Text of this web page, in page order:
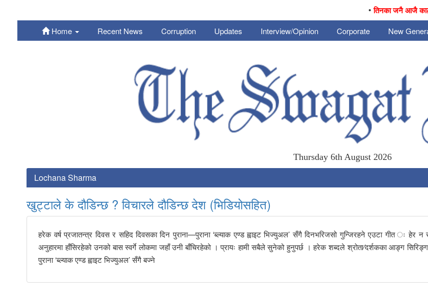
तिनका जनै आजै
Home Recent News Corruption Updates Interview/Opinion Corporate New
Thursday 6th August 2026
Lochana Sharma
खुट्टाले के दौडिन्छ ? विचारले दौडिन्छ देश (भिडियोसहित)
हरेक वर्ष प्रजातन्त्र दिवस र सहिद दिवसका दिन पुराना—पुराना ‘ब्ल्याक एण्ड ह्वाइट भिज्युअल’ सँगै दिनभरिजसो गुन्जिरहने एउटा गीत ः हेर न
अनुहारमा हाँसिरहेको उनको बास स्वर्गे लोकमा जहाँ उनी बाँचिरहेको । प्रायः हामी सबैले सुनेको हुनुपर्छ । हरेक शब्दले श्रोता⁄दर्शकका आङ्ग
पुराना ‘ब्ल्याक एण्ड ह्वाइट भिज्युअल’ सँगै बज्ने